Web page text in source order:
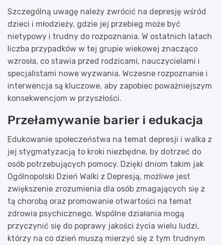
Szczególną uwagę należy zwrócić na depresję wśród
dzieci i młodzieży, gdzie jej przebieg może być
nietypowy i trudny do rozpoznania. W ostatnich latach
liczba przypadków w tej grupie wiekowej znacząco
wzrosła, co stawia przed rodzicami, nauczycielami i
specjalistami nowe wyzwania. Wczesne rozpoznanie i
interwencja są kluczowe, aby zapobiec poważniejszym
konsekwencjom w przyszłości.
Przełamywanie barier i edukacja
Edukowanie społeczeństwa na temat depresji i walka z
jej stygmatyzacją to kroki niezbędne, by dotrzeć do
osób potrzebujących pomocy. Dzięki dniom takim jak
Ogólnopolski Dzień Walki z Depresją, możliwe jest
zwiększenie zrozumienia dla osób zmagających się z
tą chorobą oraz promowanie otwartości na temat
zdrowia psychicznego. Wspólne działania mogą
przyczynić się do poprawy jakości życia wielu ludzi,
którzy na co dzień muszą mierzyć się z tym trudnym